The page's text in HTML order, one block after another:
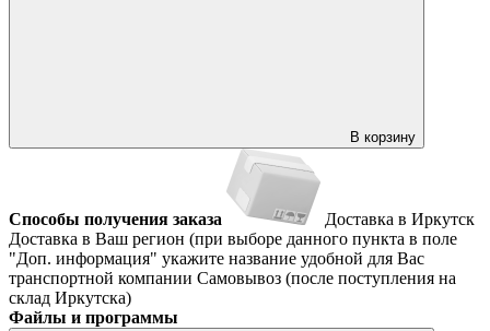
В корзину
Способы получения заказа
Доставка в Иркутск
Доставка в Ваш регион (при выборе данного пункта в поле
"Доп. информация" укажите название удобной для Вас
транспортной компании Самовывоз (после поступления на
склад Иркутска)
Файлы и программы